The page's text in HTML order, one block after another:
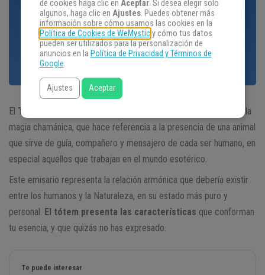
El Tótem
, es una tradición de la
magia chamánica, que hace referencia a la presencia de una animal
que sirve de guía, compañero y mensajero de cada ser humano, en
especial aquellos que trabajan en el mundo esotérico.
Este emisario representa la relación armónica que debería existir
entre los humanos y la Naturaleza, en su estado más puro y
personal. El tótem presenta las características que conforman
tu esencia, y que quizás no has expresado.
Te puede interesar
de cookies haga clic en Aceptar. Si desea elegir solo
algunos, haga clic en Ajustes. Puedes obtener más
información sobre cómo usamos las cookies en la
Política de Cookies de WeMysticy cómo tus datos
pueden ser utilizados para la personalización de
anuncios en la Política de Privacidad y Términos de
Google.
Ajustes Aceptar